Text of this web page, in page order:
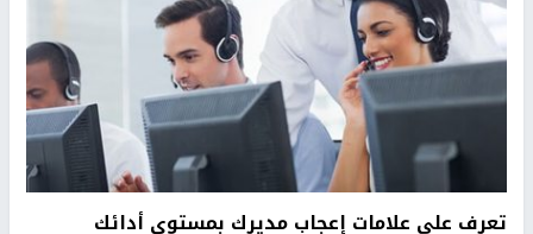
تعرف على علامات إعجاب مديرك بمستوى أدائك